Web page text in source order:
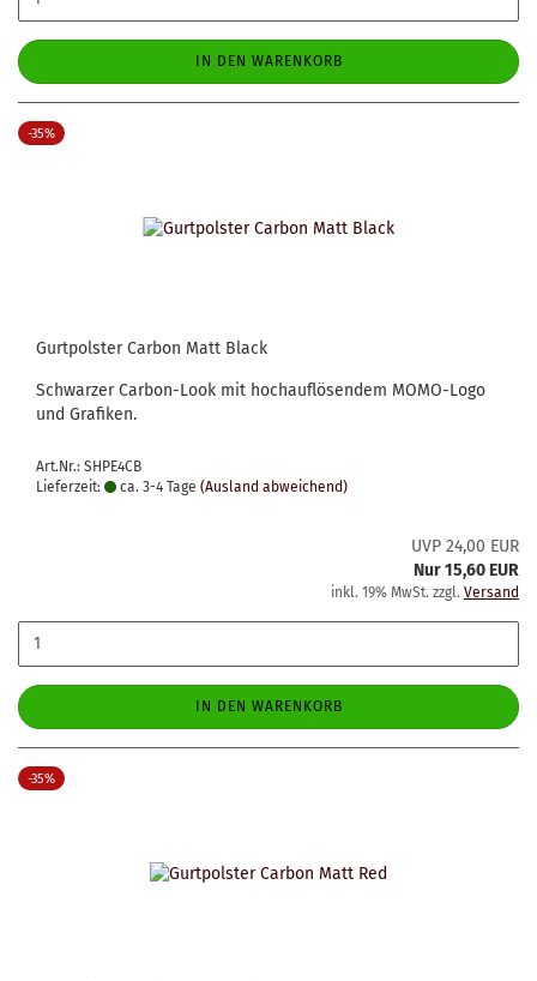
IN DEN WARENKORB
-35%
Gurtpolster Carbon Matt Black
Schwarzer Carbon-Look mit hochauflösendem MOMO-Logo
und Grafiken.
Art.Nr.: SHPE4CB
Lieferzeit:
ca. 3-4 Tage (Ausland abweichend)
UVP 24,00 EUR
Nur 15,60 EUR
inkl. 19% MwSt. zzgl. Versand
IN DEN WARENKORB
-35%